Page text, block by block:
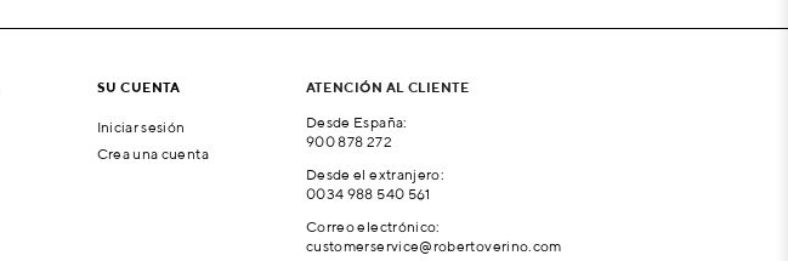
SU CUENTA
Iniciar sesión
Crea una cuenta
ATENCIÓN AL CLIENTE
Desde España:
900 878 272
Desde el extranjero:
0034 988 540 561
Correo electrónico:
customerservice@robertoverino.com